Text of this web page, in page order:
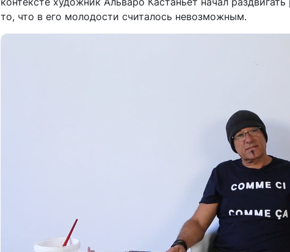
то, что в его молодости считалось невозможным.